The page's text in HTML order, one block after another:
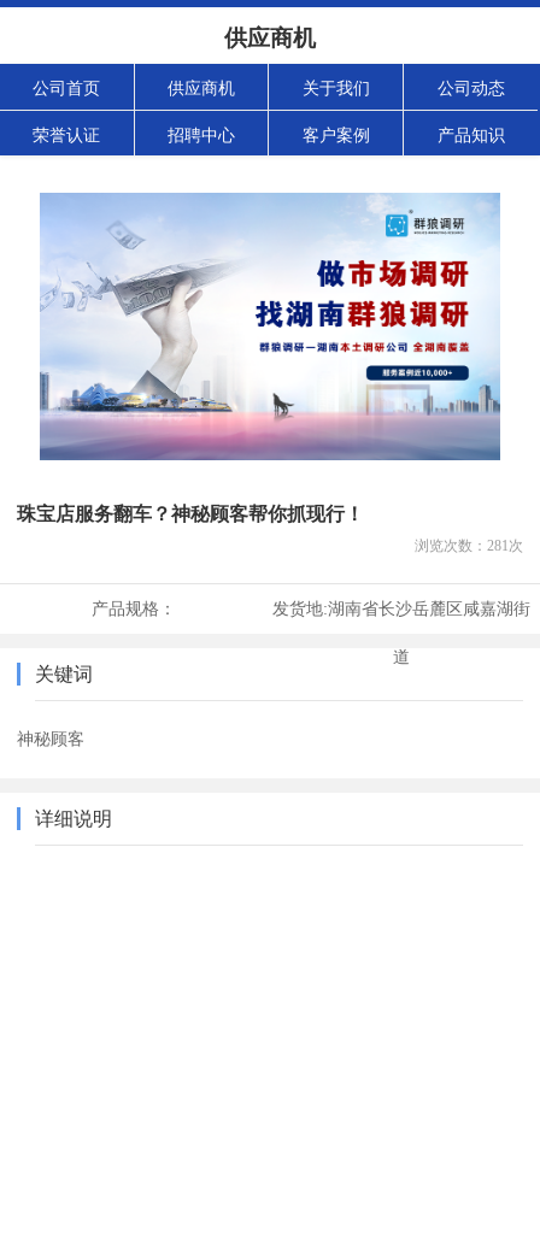
供应商机
公司首页 供应商机 关于我们 公司动态
荣誉认证 招聘中心 客户案例 产品知识
珠宝店服务翻车？神秘顾客帮你抓现行！
浏览次数： 281次
产品规格： 发货地:湖南省长沙岳麓区咸嘉湖街
道
关键词
神秘顾客
详细说明